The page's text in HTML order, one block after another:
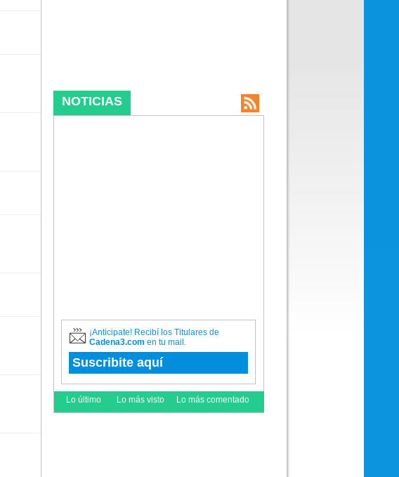
NOTICIAS
¡Anticipate! Recibí los Titulares de
Cadena3.com en tu mail.
Suscribite aquí
Lo último Lo más visto Lo más comentado